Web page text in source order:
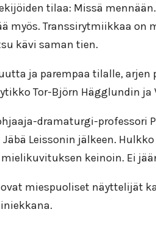
tilaa: Missä
myös. Transsirytmiikkaa on
kävi saman tien.
ja parempaa tilalle,
Tor-Björn Hägglundin
dramaturgi-professori
Leissonin jälkeen. Hulkko
keinoin. Ei
miespuoliset näyttelijät